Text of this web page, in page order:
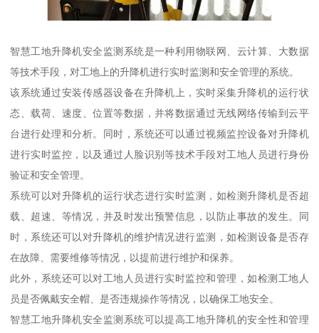
智慧工地升降机安全监测系统是一种利用物联网、云计算、大数据
等技术手段，对工地上的升降机进行实时监测和安全管理的系统。
该系统通过安装传感器设备在升降机上，实时采集升降机的运行状
态、载荷、速度、位置等数据，并将数据通过无线网络传输到云平
台进行处理和分析。同时，系统还可以通过视频监控设备对升降机
进行实时监控，以及通过人脸识别等技术手段对工地人员进行身份
验证和安全管理。
系统可以对升降机的运行状态进行实时监测，如检测升降机是否超
载、超速、等情况，并及时发出预警信息，以防止事故的发生。同
时，系统还可以对升降机的维护情况进行监测，如检测设备是否存
在故障、需要维修等情况，以提前进行维护和保养。
此外，系统还可以对工地人员进行实时监控和管理，如检测工地人
员是否佩戴安全帽、是否违规操作等情况，以确保工地安全。
智慧工地升降机安全监测系统可以提高工地升降机的安全性和管理